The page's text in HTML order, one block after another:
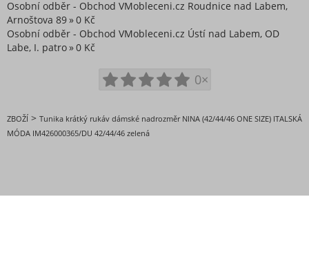
Osobní odběr - Obchod VMobleceni.cz Roudnice nad Labem,
Arnoštova 89
0 Kč
Osobní odběr - Obchod VMobleceni.cz Ústí nad Labem, OD
Labe, I. patro
0 Kč
0×
ZBOŽÍ > Tunika krátký rukáv dámské nadrozměr NINA (42/44/46 ONE SIZE) ITALSKÁ
MÓDA IM426000365/DU 42/44/46 zelená